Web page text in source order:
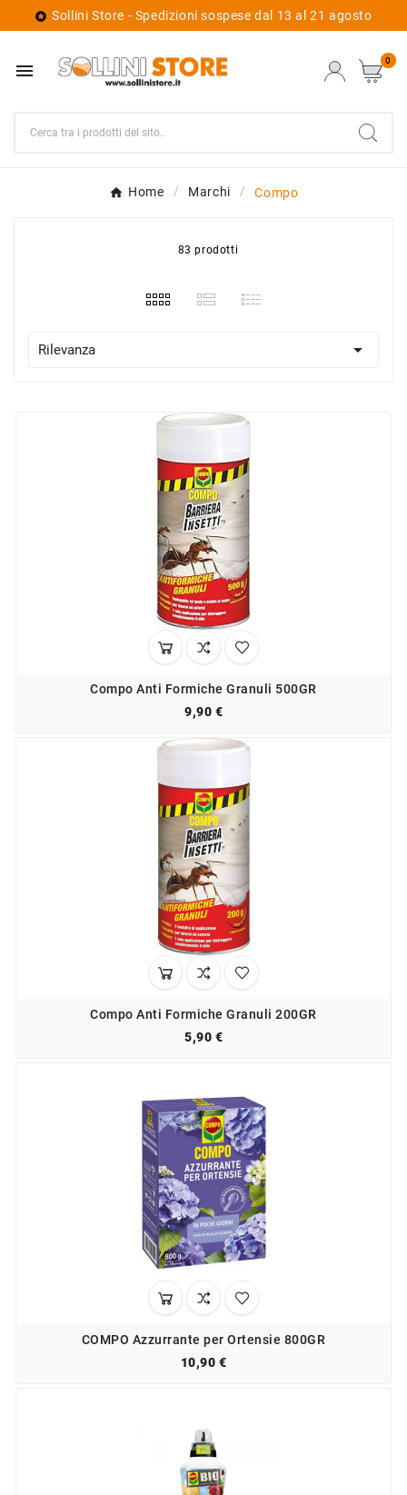
 Sollini Store - Spedizioni sospese dal 13 al 21 agosto
 0
Home Marchi Compo
83 prodotti
Rilevanza 
Compo Anti Formiche Granuli 500GR
9,90 €
Compo Anti Formiche Granuli 200GR
5,90 €
COMPO Azzurrante per Ortensie 800GR
10,90 €